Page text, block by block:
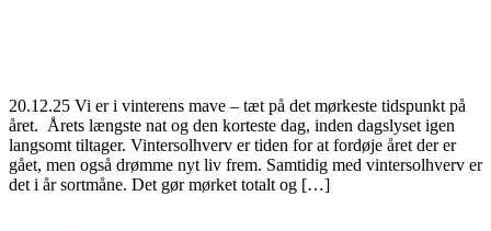
20.12.25 Vi er i vinterens mave – tæt på det mørkeste tidspunkt på
året. Årets længste nat og den korteste dag, inden dagslyset igen
langsomt tiltager. Vintersolhverv er tiden for at fordøje året der er
gået, men også drømme nyt liv frem. Samtidig med vintersolhverv er
det i år sortmåne. Det gør mørket totalt og […]